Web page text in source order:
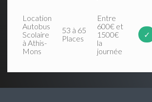
Location
Autobus
Scolaire
à Athis-
Mons
53 à 65
Places
Entre
600€ et
1500€
la
journée
✓